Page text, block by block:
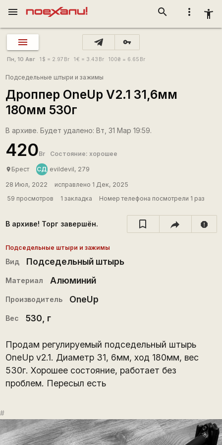
more_vert accessibility_new
search
menu
vpn_key
Пн, 10 Авг 1 $ = 2.97 Br 1€ = 3.43 Br 100₴ = 6.65 Br
Подседельные штыри и зажимы
Дроппер OneUp V2.1 31,6мм
180мм 530г
В архиве. Будет удалено: Вт, 31 Мар 19:59.
420Br Состояние: хорошее
place Брест СД evildevil, 279
28 Июл, 2022
исправлено 1 Дек, 2025
59 просмотров
1 закладка Номер телефона посмотрели 1 раз
В архиве! Торг завершён. report
Подседельные штыри и зажимы
Вид Подседельный штырь
Материал Алюминий
Производитель OneUp
Вес 530 , г
Продам регулируемый подседельный штырь
OneUp v2.1. Диаметр 31, 6мм, ход 180мм, вес
530г. Хорошее состояние, работает без
проблем. Пересыл есть
#